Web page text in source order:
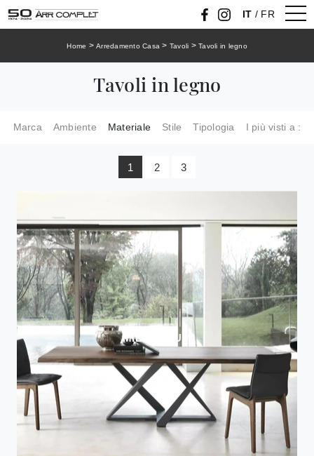
IT / FR
Home > Arredamento Casa > Tavoli > Tavoli in legno
Tavoli in legno
Marca Ambiente Materiale Stile Tipologia I più visti a :
1 2 3
MILLENNIUM